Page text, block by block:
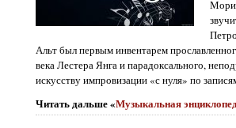
Альт был первым инвентарем
века Лестера Янга и парадоксального,
искусству импровизации «с нуля» по
Читать дальше «Музыкальная